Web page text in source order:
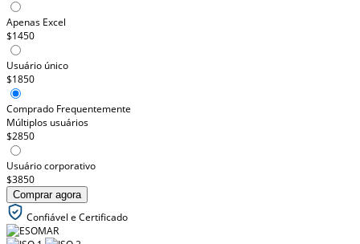
Apenas Excel
$1450
Usuário único
$1850
Comprado Frequentemente
Múltiplos usuários
$2850
Usuário corporativo
$3850
Comprar agora
Confiável e Certificado